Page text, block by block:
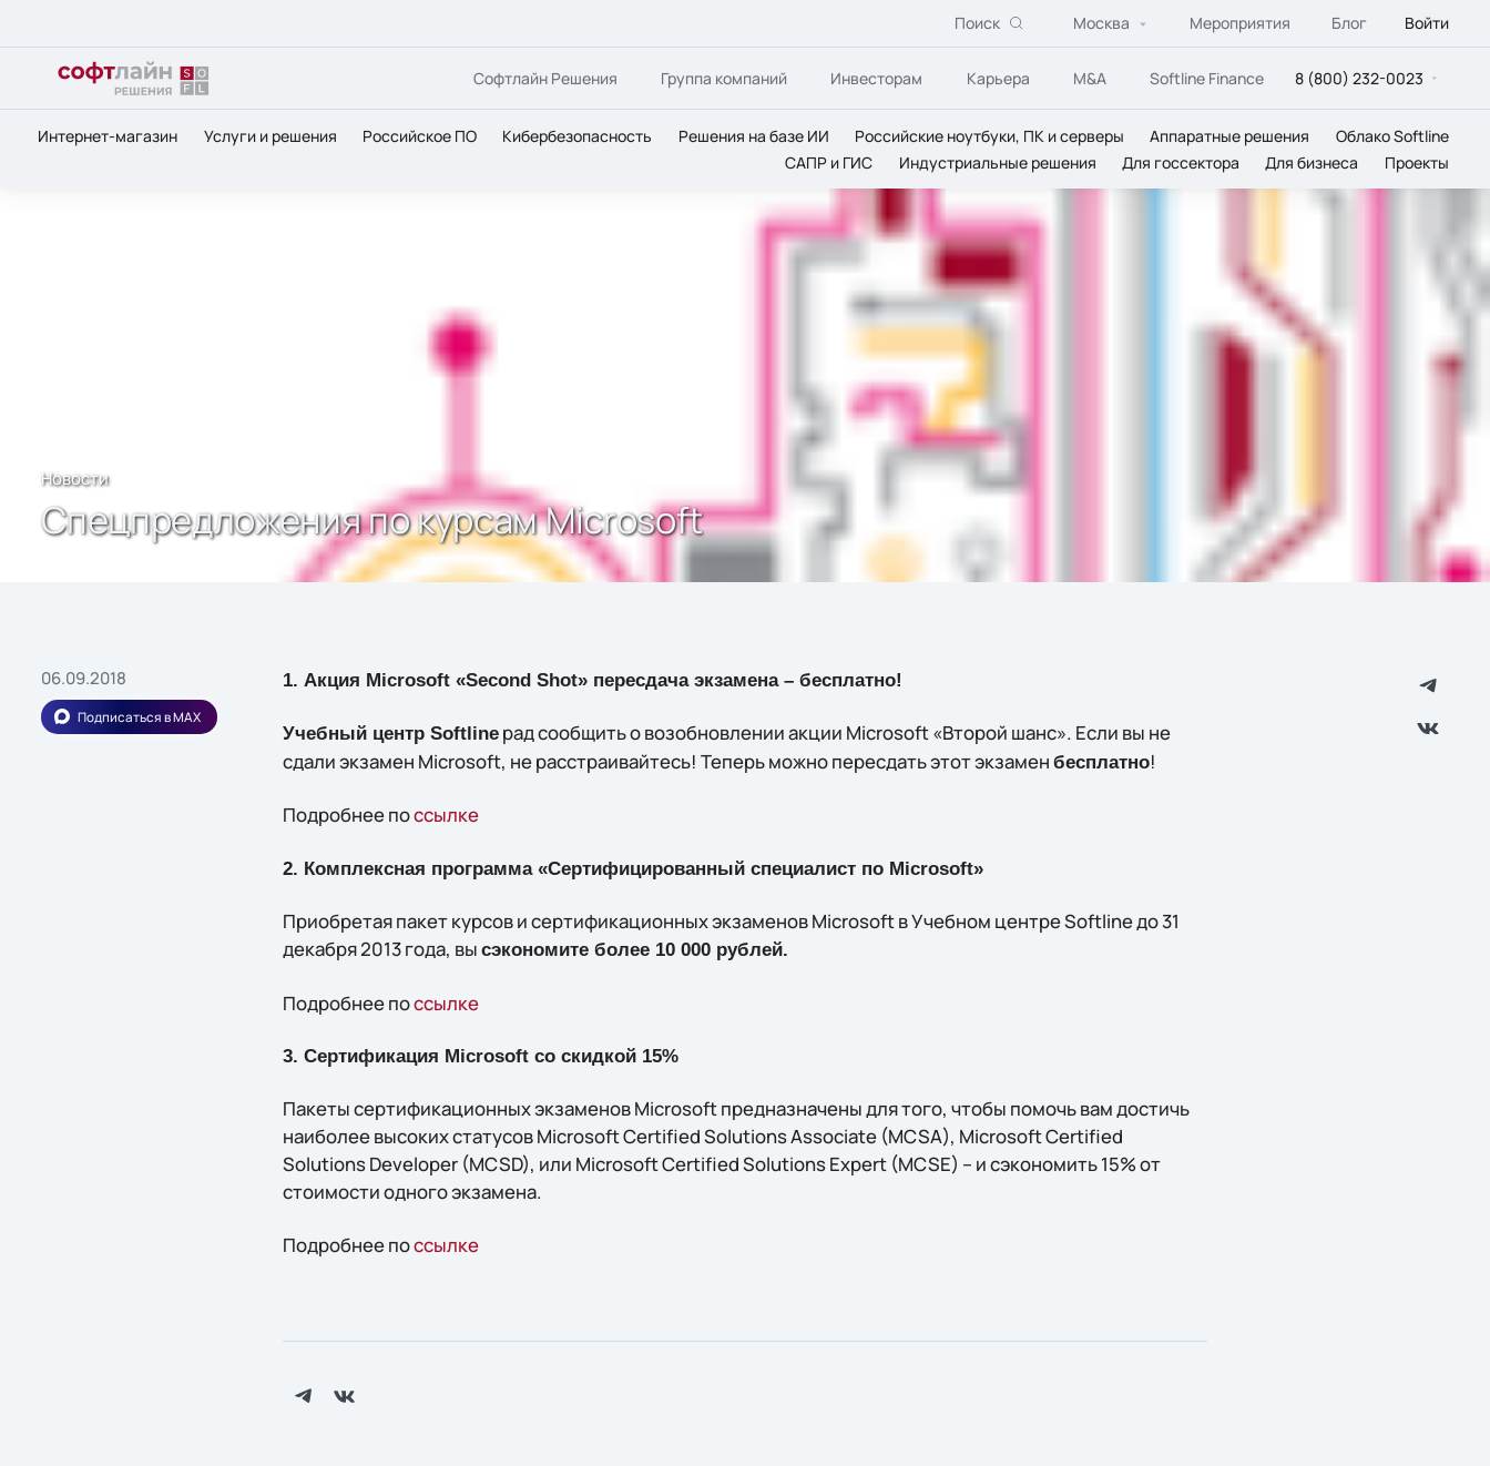
Поиск Москва Мероприятия Блог Войти
Софтлайн Решения Группа компаний Инвесторам Карьера M&A Softline Finance 8 (800) 232-0023
Интернет-магазин Услуги и решения Российское ПО Кибербезопасность Решения на базе ИИ Российские ноутбуки, ПК и серверы Аппаратные решения
Облако Softline
САПР и ГИС
Индустриальные решения Для госсектора Для бизнеса Проекты
Новости
Спецпредложения по курсам Microsoft
06.09.2018
Подписаться в MAX
1. Акция Microsoft «Second Shot» пересдача экзамена – бесплатно!
Учебный центр Softlineрад сообщить о возобновлении акции Microsoft «Второй шанс». Если вы не
сдали экзамен Microsoft, не расстраивайтесь! Теперь можно пересдать этот экзамен бесплатно!
Подробнее поссылке
2. Комплексная программа «Сертифицированный специалист по Microsoft»
Приобретая пакет курсов и сертификационных экзаменов Microsoft в Учебном центре Softline до 31
декабря 2013 года, вы сэкономите более 10 000 рублей.
Подробнее поссылке
3. Сертификация Microsoft со скидкой 15%
Пакеты сертификационных экзаменов Microsoft предназначены для того, чтобы помочь вам достичь
наиболее высоких статусов Microsoft Certified Solutions Associate (MCSA), Microsoft Certified
Solutions Developer (MCSD), или Microsoft Certified Solutions Expert (MCSE) – и сэкономить 15% от
стоимости одного экзамена.
Подробнее поссылке